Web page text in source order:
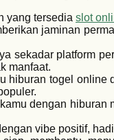
yang tersedia slot
jaminan
sekadar platform
manfaat.
hiburan togel
dengan hiburan
vibe positif,